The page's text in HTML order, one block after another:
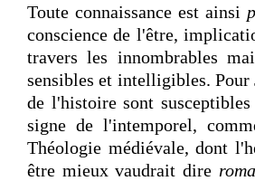
Toute connaissance est ainsi
conscience de l'être,
travers les innombrables
sensibles et intelligibles. Pour
de l'histoire sont
signe de l'intemporel,
Théologie médiévale, dont
être mieux vaudrait dire